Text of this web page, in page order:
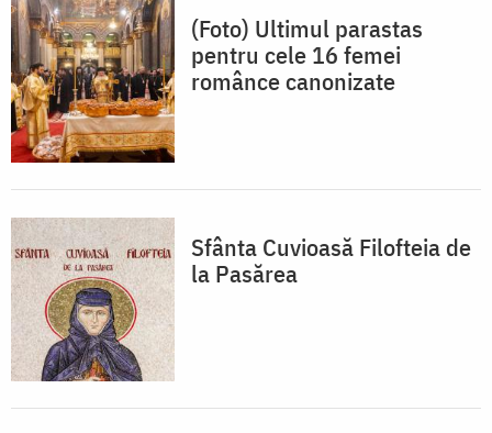
(Foto) Ultimul parastas
pentru cele 16 femei
românce canonizate
Sfânta Cuvioasă Filofteia de
la Pasărea